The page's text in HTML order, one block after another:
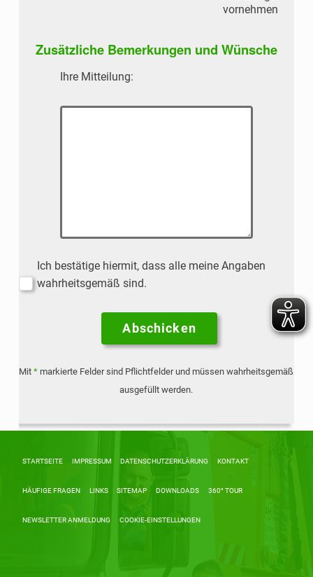
vornehmen
Zusätzliche Bemerkungen und Wünsche
Ihre Mitteilung:
Ich bestätige hiermit, dass alle meine Angaben
wahrheitsgemäß sind.
Mit* markierte Felder sind Pflichtfelder und müssen wahrheitsgemäß
ausgefüllt werden.
Alternative:
Skip back to main navigation
STARTSEITE IMPRESSUM DATENSCHUTZERKLÄRUNG KONTAKT
HÄUFIGE FRAGEN LINKS SITEMAP DOWNLOADS 360° TOUR
NEWSLETTER ANMELDUNG COOKIE-EINSTELLUNGEN